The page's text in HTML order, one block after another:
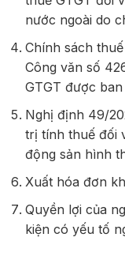
nước ngoài do
Chính sách
Công văn số
GTGT được
Nghị định 49/
trị tính thuế đối
động sản hình
Xuất hóa đơn
Quyền lợi của
kiện có yếu tố